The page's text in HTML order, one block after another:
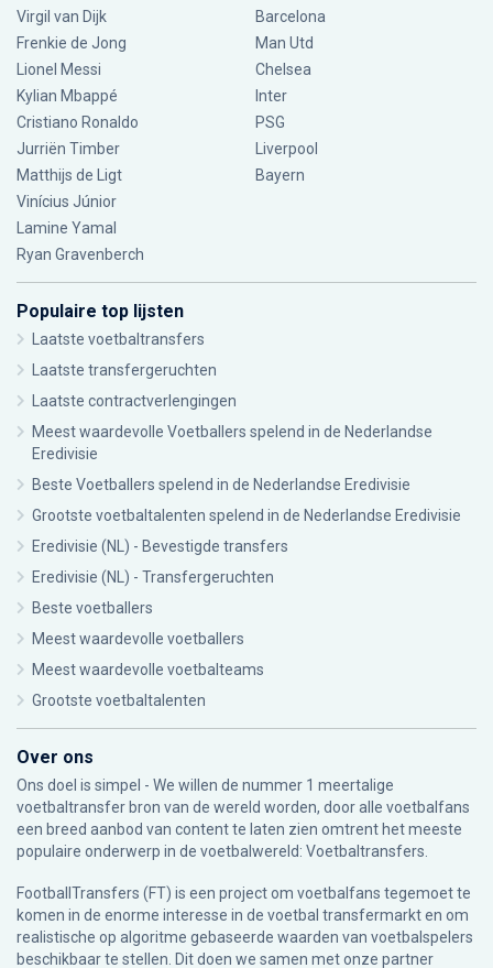
Virgil van Dijk
Frenkie de Jong
Lionel Messi
Kylian Mbappé
Cristiano Ronaldo
Jurriën Timber
Matthijs de Ligt
Vinícius Júnior
Lamine Yamal
Ryan Gravenberch
Barcelona
Man Utd
Chelsea
Inter
PSG
Liverpool
Bayern
Populaire top lijsten
Laatste voetbaltransfers
Laatste transfergeruchten
Laatste contractverlengingen
Meest waardevolle Voetballers spelend in de Nederlandse
Eredivisie
Beste Voetballers spelend in de Nederlandse Eredivisie
Grootste voetbaltalenten spelend in de Nederlandse Eredivisie
Eredivisie (NL) - Bevestigde transfers
Eredivisie (NL) - Transfergeruchten
Beste voetballers
Meest waardevolle voetballers
Meest waardevolle voetbalteams
Grootste voetbaltalenten
Over ons
Ons doel is simpel - We willen de nummer 1 meertalige
voetbaltransfer bron van de wereld worden, door alle voetbalfans
een breed aanbod van content te laten zien omtrent het meeste
populaire onderwerp in de voetbalwereld: Voetbaltransfers.
FootballTransfers (FT) is een project om voetbalfans tegemoet te
komen in de enorme interesse in de voetbal transfermarkt en om
realistische op algoritme gebaseerde waarden van voetbalspelers
beschikbaar te stellen. Dit doen we samen met onze partner